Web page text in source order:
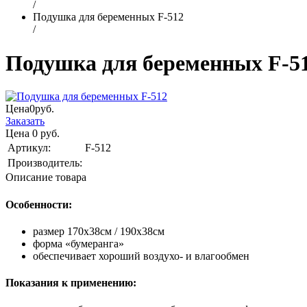
/
Подушка для беременных F-512
/
Подушка для беременных F-
Цена0руб.
Заказать
Цена 0 руб.
Артикул:
F-512
Производитель:
Описание товара
Особенности:
размер 170х38см / 190х38см
форма «бумеранга»
обеспечивает хороший воздухо- и влагообмен
Показания к применению: